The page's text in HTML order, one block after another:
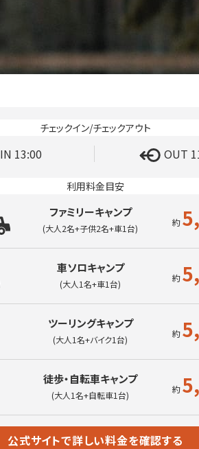
IN 13:00 OUT
ファミリーキャンプ
(大人2名+子供2名+車1台)
車ソロキャンプ
(大人1名+車1台)
ツーリングキャンプ
(大人1名+バイク1台)
徒歩・自転車キャンプ
(大人1名+自転車1台)
公式サイトで詳しい料金を確認する